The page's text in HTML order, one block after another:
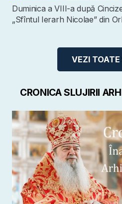
Duminica a VIII-a după
„Sfîntul Ierarh Nicolae” din
VEZI TOATE
CRONICA SLUJIRII